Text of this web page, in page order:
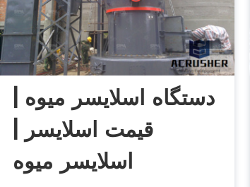
دستگاه اسلایسر میوه |
قیمت اسلایسر |
اسلایسر میوه